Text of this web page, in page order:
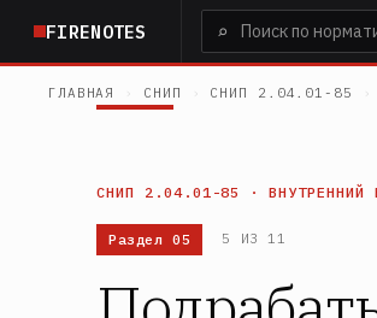
основному
содержанию
FIRENOTES ⌕
ГЛАВНАЯ СНИП СНИП 2.04.01-85
СНИП 2.04.01-85 · ВНУТРЕННИЙ
Раздел 05 5 ИЗ 11